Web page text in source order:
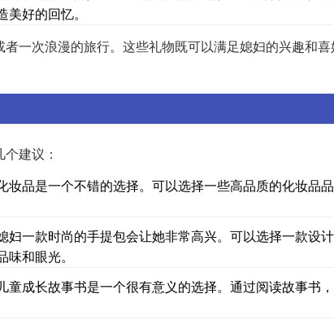
好的回忆。
一次浪漫的旅行。这些礼物既可以满足媳妇的兴趣和
建议：
品是一个不错的选择。可以选择一些高品质的化妆品
一款时尚的手提包会让她非常高兴。可以选择一款设
和眼光。
成长故事书是一个很有意义的选择。通过阅读故事书